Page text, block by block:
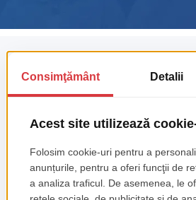
Our partner
Loyax - Transform in-
into loyal customers
Loyax™ is your customisable
platform, specially tailored to